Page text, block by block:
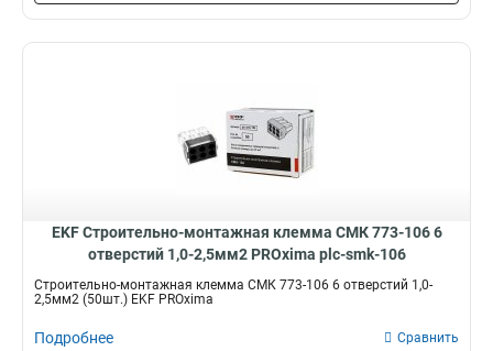
EKF Строительно-монтажная клемма СМК 773-106 6
отверстий 1,0-2,5мм2 PROxima plc-smk-106
Строительно-монтажная клемма СМК 773-106 6 отверстий 1,0-
2,5мм2 (50шт.) EKF PROxima
Подробнее Сравнить